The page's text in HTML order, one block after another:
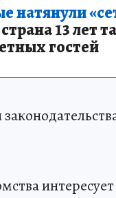
натянули
13 лет
гостей